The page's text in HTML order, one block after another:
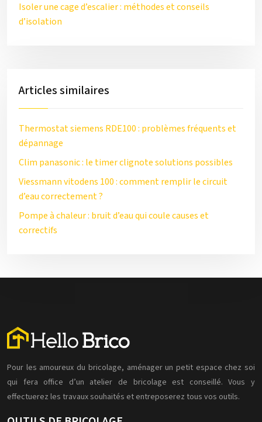
Isoler une cage d’escalier : méthodes et conseils
d’isolation
Articles similaires
Thermostat siemens RDE100 : problèmes fréquents et
dépannage
Clim panasonic : le timer clignote solutions possibles
Viessmann vitodens 100 : comment remplir le circuit
d’eau correctement ?
Pompe à chaleur : bruit d’eau qui coule causes et
correctifs
Pour les amoureux du bricolage, aménager un petit espace chez soi
qui fera office d’un atelier de bricolage est conseillé. Vous y
effectuerez les travaux souhaités et entreposerez tous vos outils.